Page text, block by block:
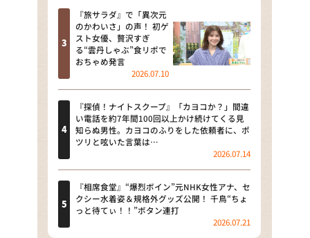
本日はダイアンなり！シーズン２
朝だ！生です旅サラダ
教えて！ニュースライブ 正義の
ミカタ
ＬＩＦＥ～夢のカタチ～
新婚さんいらっしゃい！
ポツンと一軒家
ザキ山小屋本館
『旅サラダ』で「異次元
のかわいさ」の声！ 初ゲ
スト女優、贅沢すぎ
る“雲丹しゃぶ”食リポで
おちゃめ発言
2026.07.10
『探偵！ナイトスクープ』「カヨコか？」間違
い電話を約7年間100回以上かけ続けてくる見
知らぬ男性。カヨコのふりをした依頼者に、ポ
ツリと呟いた言葉は…
2026.07.14
『相席食堂』“爆烈ボイン”元NHK女性アナ、セ
クシー水着姿＆規格外グッズ公開！ 千鳥“ちょ
っと待てぃ！！”ボタン連打
2026.07.21